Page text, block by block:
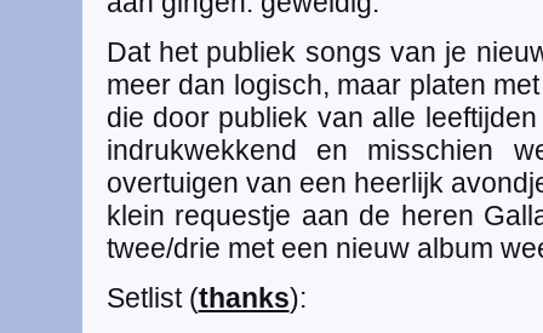
Dat het publiek songs van je
meer dan logisch, maar platen
die door publiek van alle
indrukwekkend en misschien
overtuigen van een heerlijk
klein requestje aan de heren
twee/drie met een nieuw album
Setlist (thanks):